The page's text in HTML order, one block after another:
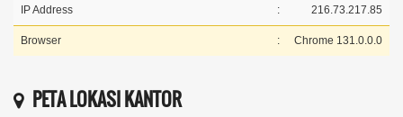
IP Address : 216.73.217.85
Browser : Chrome 131.0.0.0
PETA LOKASI KANTOR